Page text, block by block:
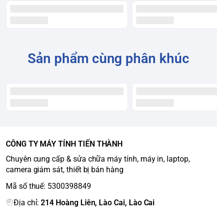
Sản phẩm cùng phân khúc
CÔNG TY MÁY TÍNH TIẾN THÀNH
Chuyên cung cấp & sửa chữa máy tính, máy in, laptop,
camera giám sát, thiết bị bán hàng
Mã số thuế: 5300398849
Địa chỉ:214 Hoàng Liên, Lào Cai, Lào Cai